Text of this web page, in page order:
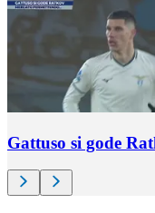
Gattuso si gode